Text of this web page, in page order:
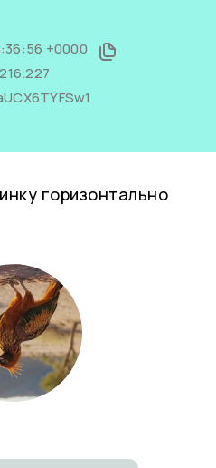
+0000
горизонтально